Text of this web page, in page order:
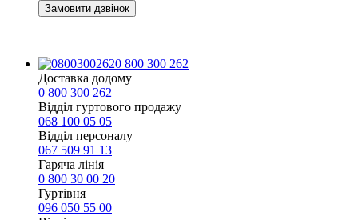
Замовити дзвінок
0 800 300 262
Доставка додому
0 800 300 262
Відділ гуртового продажу
068 100 05 05​
Відділ персоналу
067 509 91 13
Гаряча лінія
0 800 30 00 20
Гуртівня
096 050 55 00